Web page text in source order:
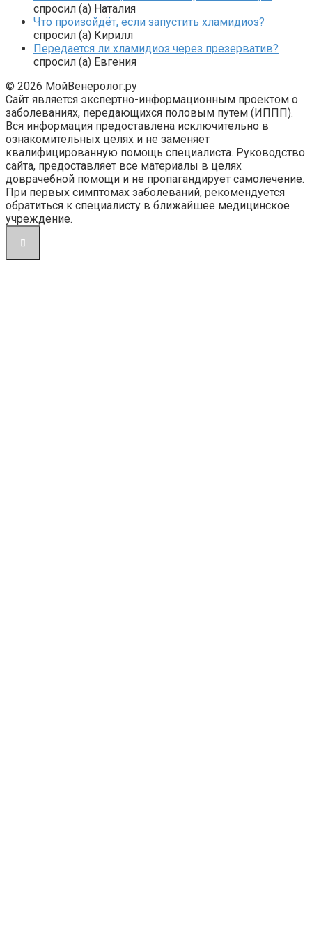
спросил (а) Наталия
Что произойдёт, если запустить хламидиоз?
спросил (а) Кирилл
Передается ли хламидиоз через презерватив?
спросил (а) Евгения
© 2026 МойВенеролог.ру
Сайт является экспертно-информационным проектом о
заболеваниях, передающихся половым путем (ИППП).
Вся информация предоставлена исключительно в
ознакомительных целях и не заменяет
квалифицированную помощь специалиста. Руководство
сайта, предоставляет все материалы в целях
доврачебной помощи и не пропагандирует самолечение.
При первых симптомах заболеваний, рекомендуется
обратиться к специалисту в ближайшее медицинское
учреждение.